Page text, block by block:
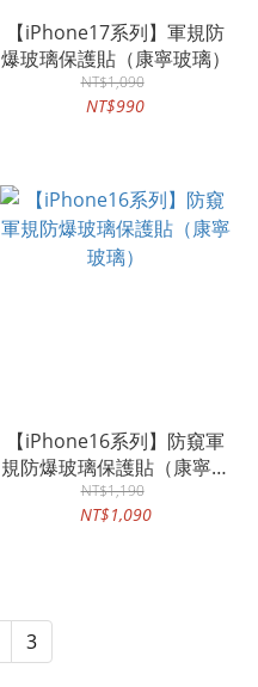
【iPhone17系列】軍規防
爆玻璃保護貼（康寧玻璃）
NT$1,090
NT$990
【iPhone16系列】防窺軍
規防爆玻璃保護貼（康寧玻
璃）
NT$1,190
NT$1,090
3